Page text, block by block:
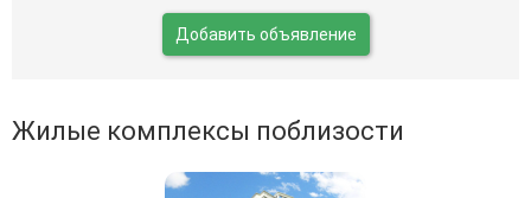
Добавить объявление
Жилые комплексы поблизости